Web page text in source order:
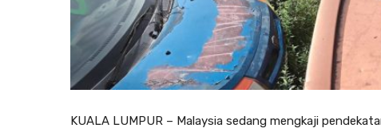
KUALA LUMPUR – Malaysia sedang mengkaji